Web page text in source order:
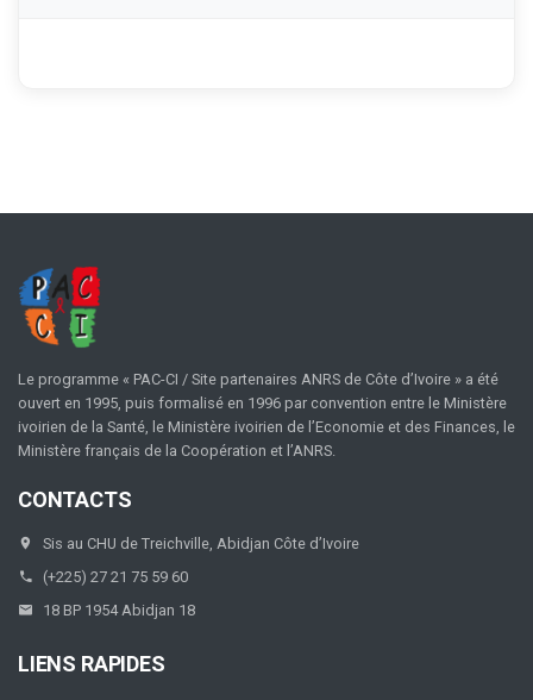
Le programme « PAC-CI / Site partenaires ANRS de Côte d’Ivoire » a été
ouvert en 1995, puis formalisé en 1996 par convention entre le Ministère
ivoirien de la Santé, le Ministère ivoirien de l’Economie et des Finances, le
Ministère français de la Coopération et l’ANRS.
CONTACTS
Sis au CHU de Treichville, Abidjan Côte d’Ivoire
(+225) 27 21 75 59 60
18 BP 1954 Abidjan 18
LIENS RAPIDES